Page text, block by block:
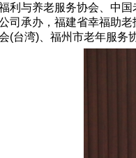
利与养老服务协会、中
司承办，福建省幸福助
(台湾)、福州市老年服务